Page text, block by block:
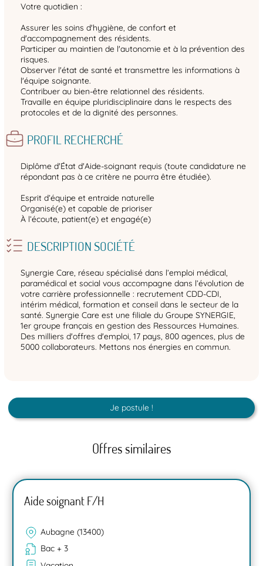
Votre quotidien :
Assurer les soins d'hygiène, de confort et
d'accompagnement des résidents.
Participer au maintien de l'autonomie et à la prévention des
risques.
Observer l'état de santé et transmettre les informations à
l'équipe soignante.
Contribuer au bien-être relationnel des résidents.
Travaille en équipe pluridisciplinaire dans le respects des
protocoles et de la dignité des personnes.
PROFIL RECHERCHÉ
Diplôme d'État d'Aide-soignant requis (toute candidature ne
répondant pas à ce critère ne pourra être étudiée).
Esprit d’équipe et entraide naturelle
Organisé(e) et capable de prioriser
À l’écoute, patient(e) et engagé(e)
DESCRIPTION SOCIÉTÉ
Synergie Care, réseau spécialisé dans l’emploi médical,
paramédical et social vous accompagne dans l’évolution de
votre carrière professionnelle : recrutement CDD-CDI,
intérim médical, formation et conseil dans le secteur de la
santé. Synergie Care est une filiale du Groupe SYNERGIE,
1er groupe français en gestion des Ressources Humaines.
Des milliers d'offres d'emploi, 17 pays, 800 agences, plus de
5000 collaborateurs. Mettons nos énergies en commun.
Je postule !
Offres similaires
Aide soignant F/H
Aubagne (13400)
Bac + 3